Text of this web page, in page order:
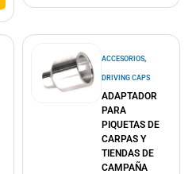
ACCESORIOS,
DRIVING CAPS
ADAPTADOR
PARA
PIQUETAS DE
CARPAS Y
TIENDAS DE
CAMPAÑA